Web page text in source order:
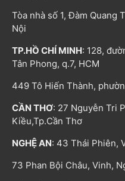
Tòa nhà số 1, Đàm Quang
Nội
TP.HỒ CHÍ MINH: 128,
Tân Phong, q.7, HCM
449 Tô Hiến Thành,
CẦN THƠ: 27 Nguyễn Tri
Kiều,Tp.Cần Thơ
NGHỆ AN: 43 Thái Phiên,
73 Phan Bội Châu, Vinh,